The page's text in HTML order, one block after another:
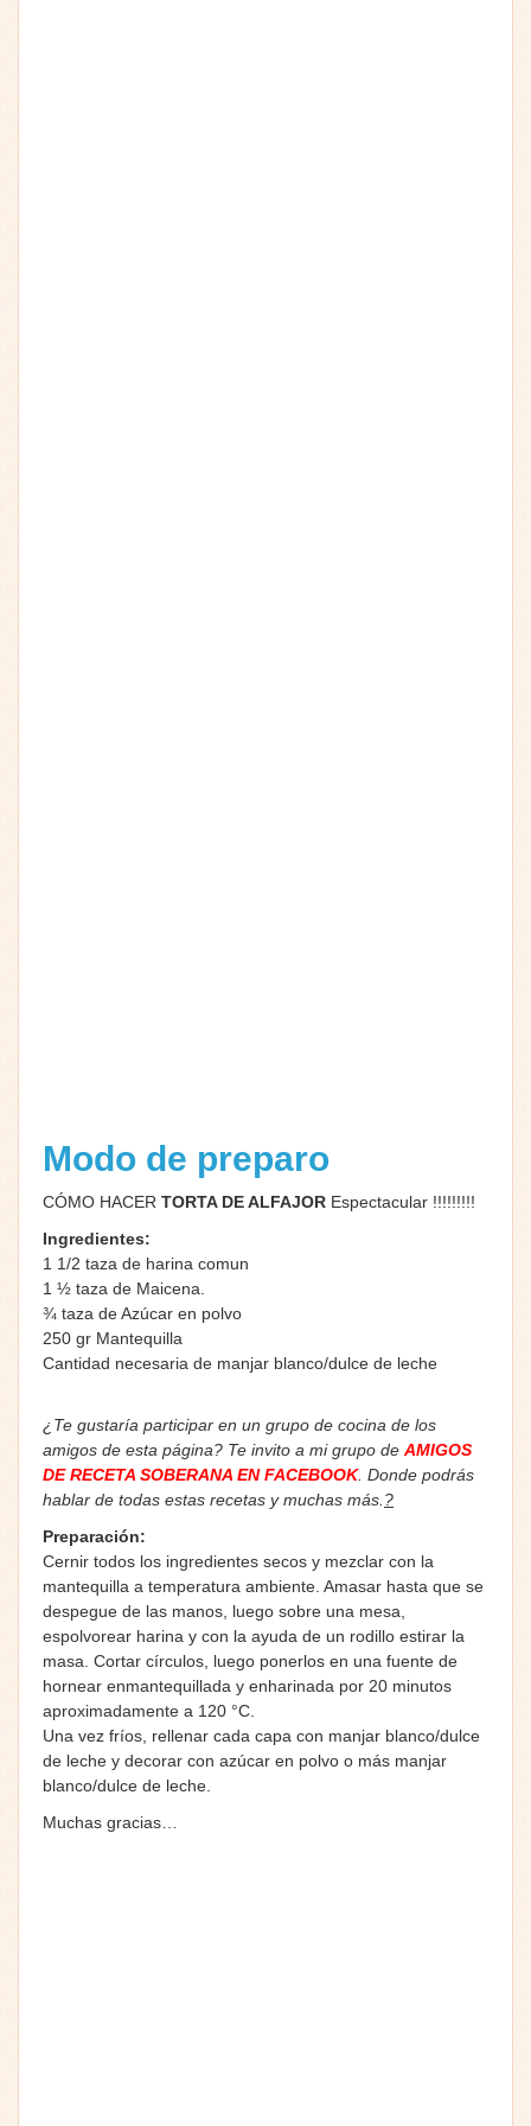
Modo de preparo
CÓMO HACER TORTA DE ALFAJOR Espectacular !!!!!!!!!
Ingredientes:
1 1/2 taza de harina comun
1 ½ taza de Maicena.
¾ taza de Azúcar en polvo
250 gr Mantequilla
Cantidad necesaria de manjar blanco/dulce de leche
¿Te gustaría participar en un grupo de cocina de los
amigos de esta página? Te invito a mi grupo de AMIGOS
DE RECETA SOBERANA EN FACEBOOK. Donde podrás
hablar de todas estas recetas y muchas más. ?
Preparación:
Cernir todos los ingredientes secos y mezclar con la
mantequilla a temperatura ambiente. Amasar hasta que se
despegue de las manos, luego sobre una mesa,
espolvorear harina y con la ayuda de un rodillo estirar la
masa. Cortar círculos, luego ponerlos en una fuente de
hornear enmantequillada y enharinada por 20 minutos
aproximadamente a 120 °C.
Una vez fríos, rellenar cada capa con manjar blanco/dulce
de leche y decorar con azúcar en polvo o más manjar
blanco/dulce de leche.
Muchas gracias…